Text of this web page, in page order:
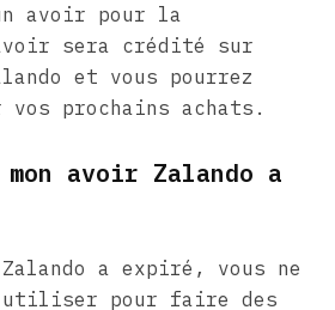
avoir pour la
sera crédité sur
et vous pourrez
prochains achats.
avoir Zalando a
a expiré, vous ne
pour faire des